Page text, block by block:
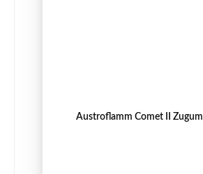
Austroflamm Comet II